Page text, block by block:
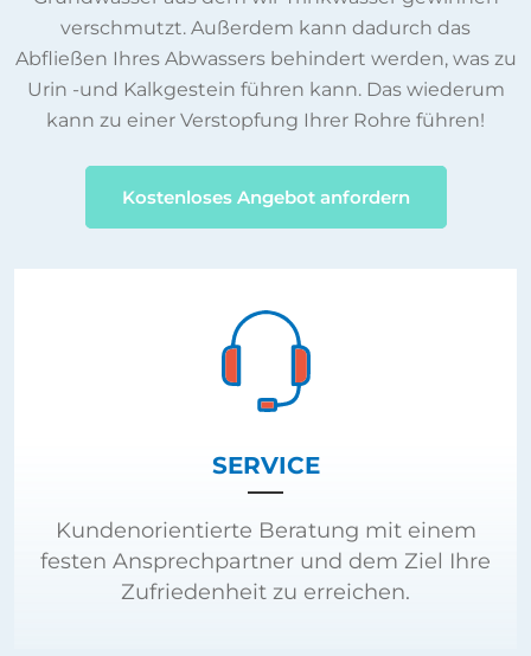
verschmutzt. Außerdem kann dadurch das
Abfließen Ihres Abwassers behindert werden, was zu
Urin -und Kalkgestein führen kann. Das wiederum
kann zu einer Verstopfung Ihrer Rohre führen!
Kostenloses Angebot anfordern
SERVICE
Kundenorientierte Beratung mit einem
festen Ansprechpartner und dem Ziel Ihre
Zufriedenheit zu erreichen.